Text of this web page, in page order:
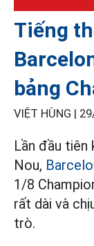
Tiếng
bảng
VIỆT HÙNG |
Lần đầu
Nou,
1/8
rất dài và
trò.